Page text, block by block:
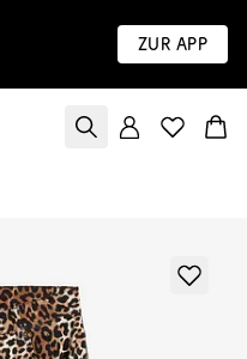
Zur App